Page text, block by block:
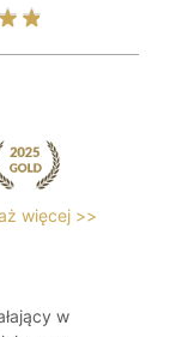
więcej >>
w